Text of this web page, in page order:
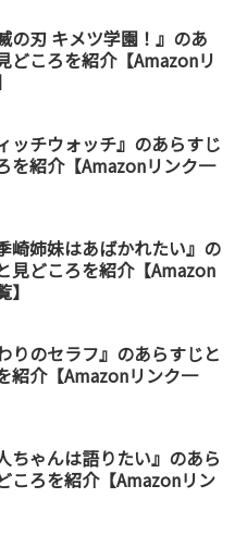
の刃 キメツ学園！』のあ
どころを紹介【Amazonリ
ッチウォッチ』のあらすじ
を紹介【Amazonリンク一
崎姉妹はあばかれたい』の
見どころを紹介【Amazon
りのセラフ』のあらすじと
紹介【Amazonリンク一
ちゃんは語りたい』のあら
ころを紹介【Amazonリン